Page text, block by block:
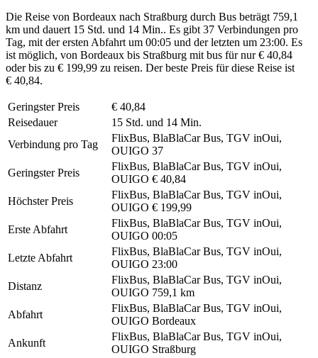
Die Reise von Bordeaux nach Straßburg durch Bus beträgt 759,1
km und dauert 15 Std. und 14 Min.. Es gibt 37 Verbindungen pro
Tag, mit der ersten Abfahrt um 00:05 und der letzten um 23:00. Es
ist möglich, von Bordeaux bis Straßburg mit bus für nur € 40,84
oder bis zu € 199,99 zu reisen. Der beste Preis für diese Reise ist
€ 40,84.
Geringster Preis
€ 40,84
Reisedauer
15 Std. und 14 Min.
Verbindung pro Tag
FlixBus, BlaBlaCar Bus, TGV inOui,
OUIGO 37
Geringster Preis
FlixBus, BlaBlaCar Bus, TGV inOui,
OUIGO € 40,84
Höchster Preis
FlixBus, BlaBlaCar Bus, TGV inOui,
OUIGO € 199,99
Erste Abfahrt
FlixBus, BlaBlaCar Bus, TGV inOui,
OUIGO 00:05
Letzte Abfahrt
FlixBus, BlaBlaCar Bus, TGV inOui,
OUIGO 23:00
Distanz
FlixBus, BlaBlaCar Bus, TGV inOui,
OUIGO 759,1 km
Abfahrt
FlixBus, BlaBlaCar Bus, TGV inOui,
OUIGO Bordeaux
Ankunft
FlixBus, BlaBlaCar Bus, TGV inOui,
OUIGO Straßburg